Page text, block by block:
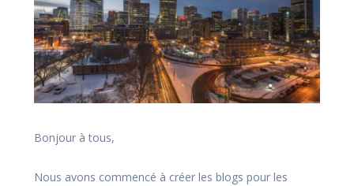
Bonjour à tous,
Nous avons commencé à créer les blogs pour les